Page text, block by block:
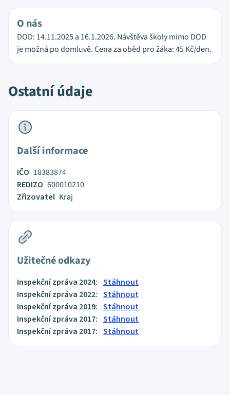
O nás
DOD: 14.11.2025 a 16.1.2026. Návštěva školy mimo DOD
je možná po domluvě. Cena za oběd pro žáka: 45 Kč/den.
Ostatní údaje
Další informace
IČO 18383874
REDIZO 600010210
Zřizovatel Kraj
Užitečné odkazy
Inspekční zpráva 2024: Stáhnout
Inspekční zpráva 2022: Stáhnout
Inspekční zpráva 2019: Stáhnout
Inspekční zpráva 2017: Stáhnout
Inspekční zpráva 2017: Stáhnout